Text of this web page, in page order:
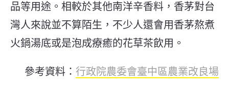
品等用途。相較於其他南洋辛香料，香茅對台
灣人來說並不算陌生，不少人還會用香茅熬煮
火鍋湯底或是泡成療癒的花草茶飲用。
參考資料： 行政院農委會臺中區農業改良場